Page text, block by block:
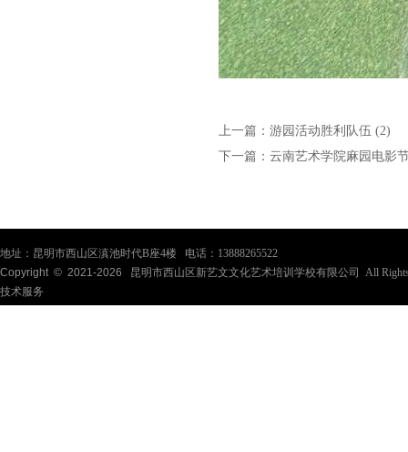
上一篇： 游园活动胜利队伍 (2)
下一篇： 云南艺术学院麻园电影
地址：昆明市西山区滇池时代B座4楼 电话：13888265522
Copyright © 2021-2026
昆明市西山区新艺文文化艺术培训学校有限公司 All
技术服务